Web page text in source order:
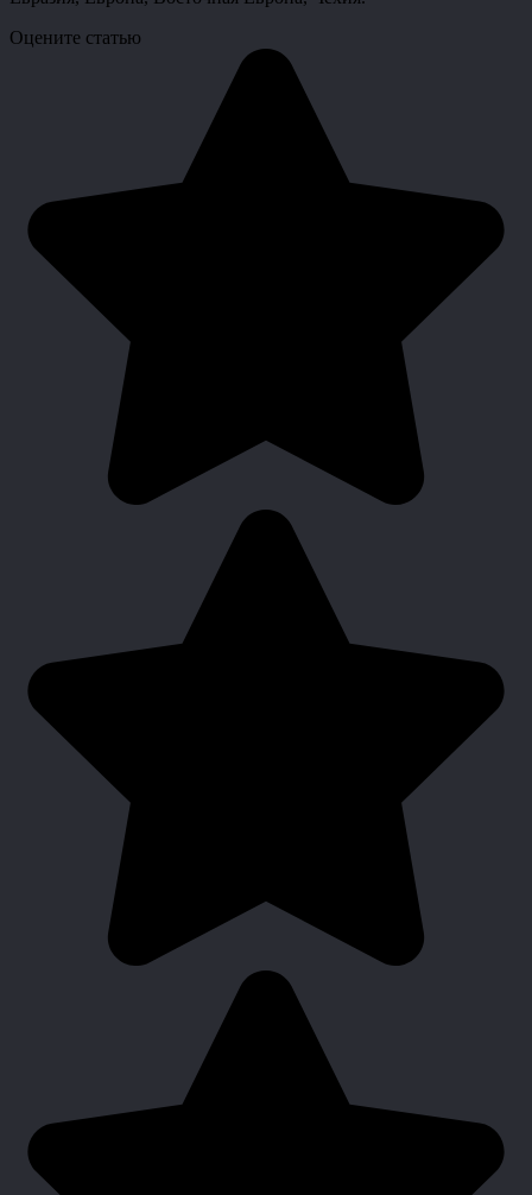
Оцените статью